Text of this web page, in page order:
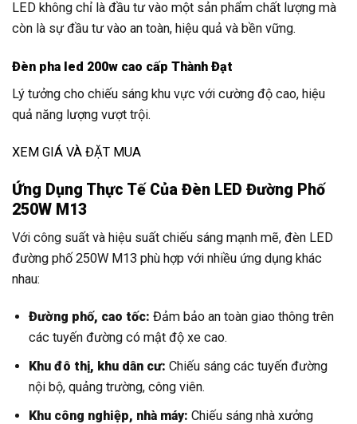
LED không chỉ là đầu tư vào một sản phẩm chất lượng mà
còn là sự đầu tư vào an toàn, hiệu quả và bền vững.
Đèn pha led 200w cao cấp Thành Đạt
Lý tưởng cho chiếu sáng khu vực với cường độ cao, hiệu
quả năng lượng vượt trội.
XEM GIÁ VÀ ĐẶT MUA
Ứng Dụng Thực Tế Của Đèn LED Đường Phố
250W M13
Với công suất và hiệu suất chiếu sáng mạnh mẽ, đèn LED
đường phố 250W M13 phù hợp với nhiều ứng dụng khác
nhau:
Đường phố, cao tốc: Đảm bảo an toàn giao thông trên
các tuyến đường có mật độ xe cao.
Khu đô thị, khu dân cư: Chiếu sáng các tuyến đường
nội bộ, quảng trường, công viên.
Khu công nghiệp, nhà máy: Chiếu sáng nhà xưởng